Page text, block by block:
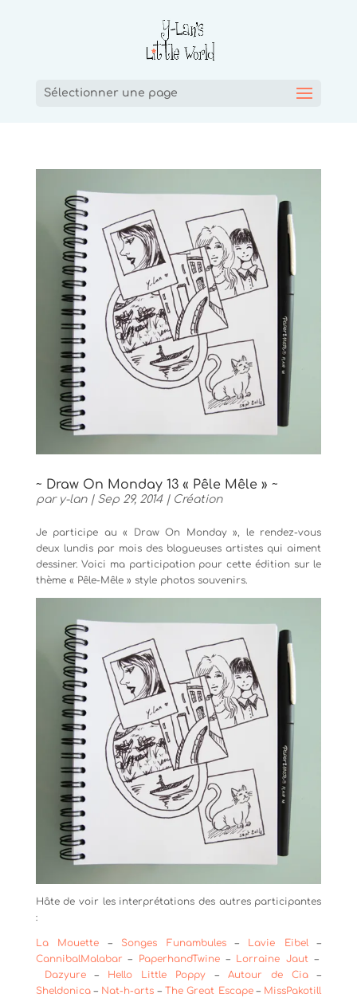
Sélectionner une page
~ Draw On Monday 13 « Pêle Mêle » ~
par y-lan| Sep 29, 2014| Création
Je participe au « Draw On Monday », le rendez-vous
deux lundis par mois des blogueuses artistes qui aiment
dessiner. Voici ma participation pour cette édition sur le
thème « Pêle-Mêle » style photos souvenirs.
Hâte de voir les interprétations des autres participantes
:
La Mouette – Songes Funambules– Lavie Eibel –
CannibalMalabar – PaperhandTwine – Lorraine Jaut –
Dazyure– Hello Little Poppy – Autour de Cia –
Sheldonica– Nat-h-arts –The Great Escape– MissPakotill